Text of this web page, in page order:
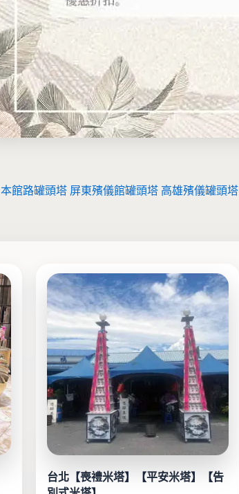
本館路罐頭塔 屏東殯儀館罐頭塔 高雄殯儀罐頭塔
台北【喪禮米塔】【平安米塔】【告
此
產
品
有
多
種
款
式。
可
產
品
頁